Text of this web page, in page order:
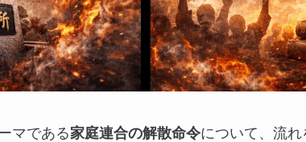
マである家庭連合の解散命令について、流れ